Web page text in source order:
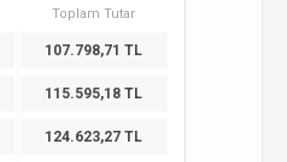
Toplam Tutar
107.798,71 TL
115.595,18 TL
124.623,27 TL